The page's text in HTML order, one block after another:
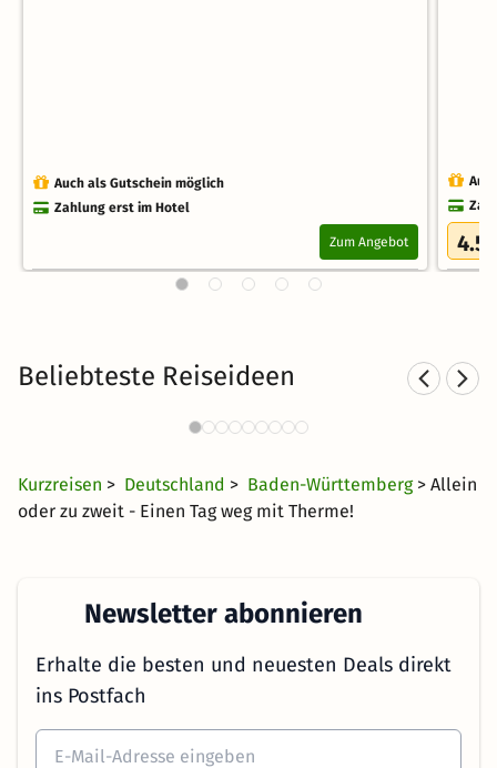
Auch als Gutschein möglich
Zahlung erst im Hotel
Zum Angebot 4.5
Beliebteste Reiseideen
Thermen in Baden-
Kurzreisen > Deutschland > Baden-Württemberg > Allein
oder zu zweit - Einen Tag weg mit Therme!
Newsletter abonnieren
Erhalte die besten und neuesten Deals direkt
ins Postfach